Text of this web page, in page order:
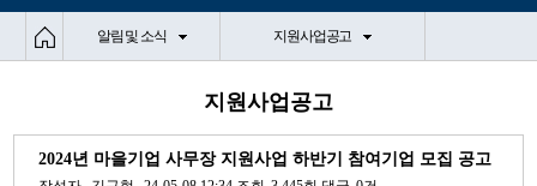
알림 및 소식 지원사업공고
지원사업공고
2024년 마을기업 사무장 지원사업 하반기 참여기업 모집 공고